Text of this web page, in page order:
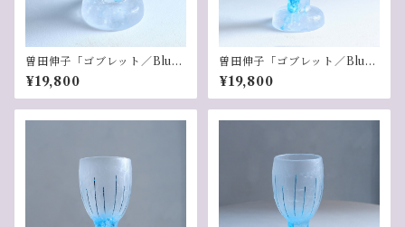
曽田伸子「ゴブレット／Blu
e」-3
¥19,800
曽田伸子「ゴブレット／Blu
e」-4
¥19,800